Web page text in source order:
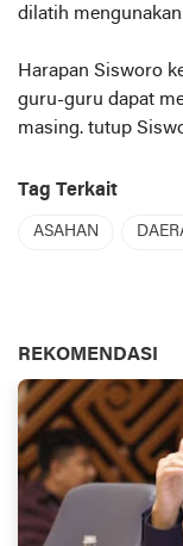
dilatih
Harapan Sisworo
guru-guru dapat
masing. tutup
Tag Terkait
ASAHAN
REKOMENDASI